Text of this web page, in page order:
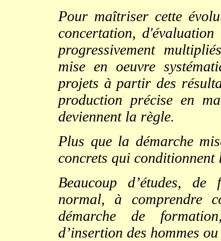
Pour maîtriser cette
concertation,
progressivement
mise en oeuvre
projets à partir des
production précise en
deviennent la règle.
Plus que la démarche
concrets qui conditionnent
Beaucoup d’études,
normal, à comprendre
démarche de
d’insertion des hommes